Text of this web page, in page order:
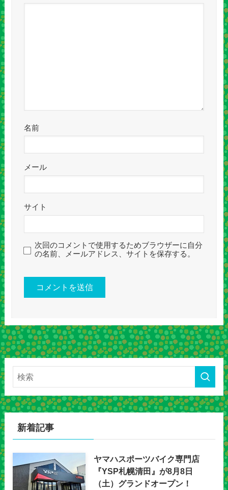
名前
メール
サイト
次回のコメントで使用するためブラウザーに自分
の名前、メールアドレス、サイトを保存する。
新着記事
ヤマハスポーツバイク専門店
『YSP札幌清田』が8月8日
（土）グランドオープン！